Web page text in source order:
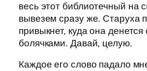
весь этот библиотечный на
вывезем сразу же. Старуха
привыкнет, куда она
болячками. Давай, целую.
Каждое его слово падало